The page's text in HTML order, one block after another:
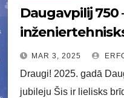
Daugavpilij 750
stacija Gajokā
MAR 3, 2025
Draugi! 2025. gadā
jubileju Šis ir lielisks